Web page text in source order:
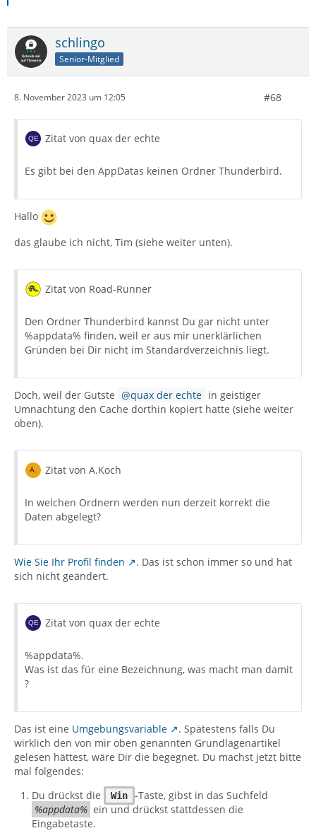
schlingo
Senior-Mitglied
8. November 2023 um 12:05 #68
Zitat von quax der echte
Es gibt bei den AppDatas keinen Ordner Thunderbird.
Hallo
das glaube ich nicht, Tim (siehe weiter unten).
Zitat von Road-Runner
Den Ordner Thunderbird kannst Du gar nicht unter
%appdata% finden, weil er aus mir unerklärlichen
Gründen bei Dir nicht im Standardverzeichnis liegt.
Doch, weil der Gutste quax der echte in geistiger
Umnachtung den Cache dorthin kopiert hatte (siehe weiter
oben).
Zitat von A.Koch
In welchen Ordnern werden nun derzeit korrekt die
Daten abgelegt?
Wie Sie Ihr Profil finden
. Das ist schon immer so und hat
sich nicht geändert.
Zitat von quax der echte
%appdata%.
Was ist das für eine Bezeichnung, was macht man damit
?
Das ist eine Umgebungsvariable
. Spätestens falls Du
wirklich den von mir oben genannten Grundlagenartikel
gelesen hättest, wäre Dir die begegnet. Du machst jetzt bitte
mal folgendes:
Du drückst die
Win
-Taste, gibst in das Suchfeld
%appdata% ein und drückst stattdessen die
Eingabetaste.